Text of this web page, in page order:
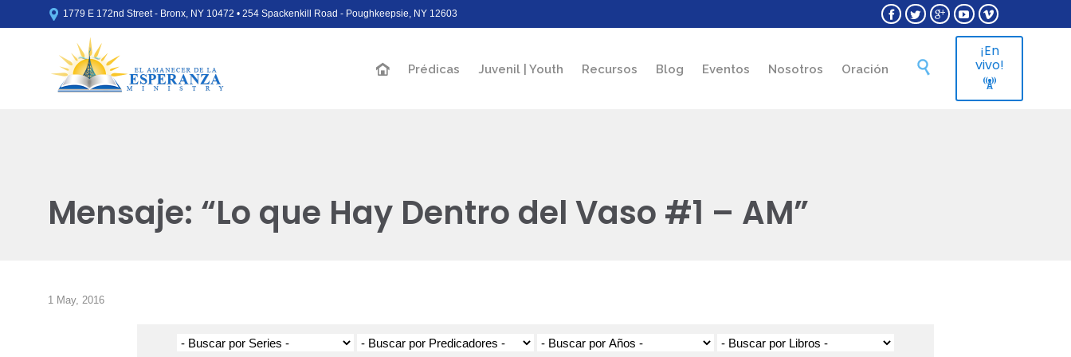
 1779 E 172nd Street - Bronx, NY 10472 • 254 Spackenkill Road - Poughkeepsie, NY 12603     
Skip
Prédicas Juvenil | Youth Recursos Blog Eventos Nosotros Oración 
¡En
vivo!

Mensaje: “Lo que Hay Dentro del Vaso #1 – AM”
1 May, 2016